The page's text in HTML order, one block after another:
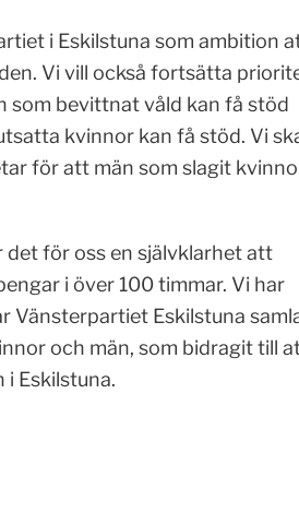
i Eskilstuna som ambition
Vi vill också fortsätta
som bevittnat våld kan få stöd
kvinnor kan få stöd. Vi
för att män som slagit
det för oss en självklarhet att
i över 100 timmar. Vi har
Vänsterpartiet Eskilstuna
och män, som bidragit till
Eskilstuna.